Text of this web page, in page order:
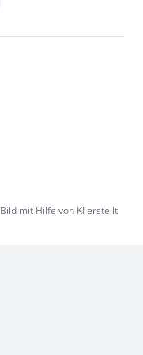
Bild mit Hilfe von KI erstellt